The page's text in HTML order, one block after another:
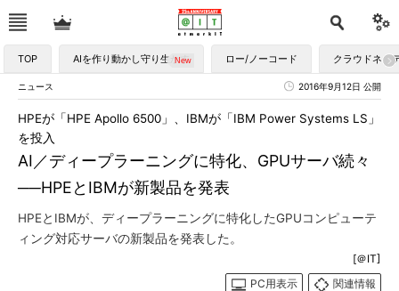
TOP AIを作り動かし守り生かす ロー/ノーコード クラウドネイ
ニュース 2016年9月12日 公開
AI／ディープラーニングに特化、GPUサーバ続々
──HPEとIBMが新製品を発表
HPEが「HPE Apollo 6500」、IBMが「IBM Power Systems LS」
を投入
HPEとIBMが、ディープラーニングに特化したGPUコンピューテ
ィング対応サーバの新製品を発表した。
[＠IT]
PC用表示
関連情報